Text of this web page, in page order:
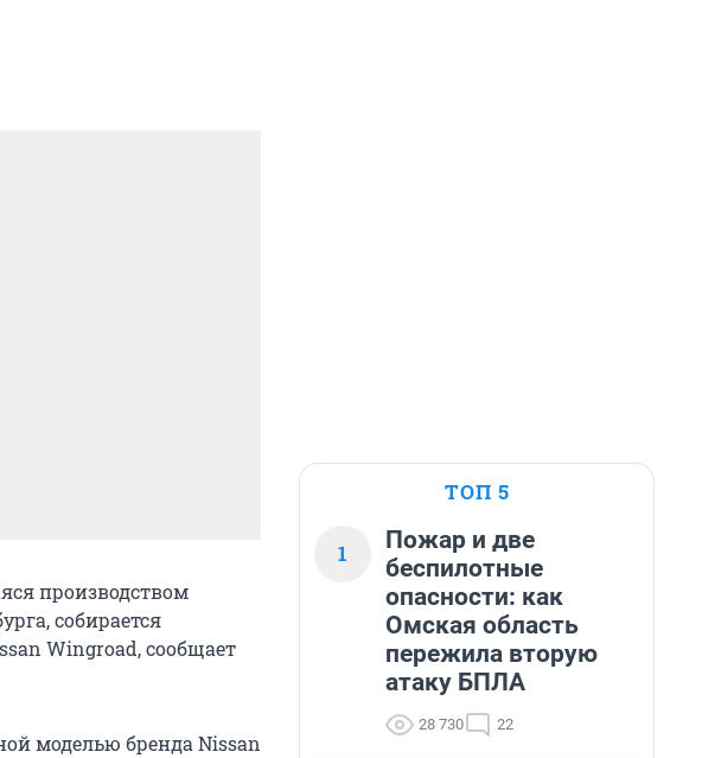
производством
собирается
Wingroad, сообщает
моделью бренда Nissan
ТОП 5
1
Пожар и две
беспилотные
опасности: как
Омская область
пережила вторую
атаку БПЛА
28 730 22